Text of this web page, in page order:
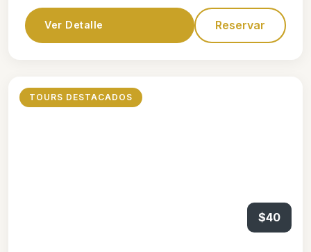
Ver Detalle Reservar
TOURS DESTACADOS
$40